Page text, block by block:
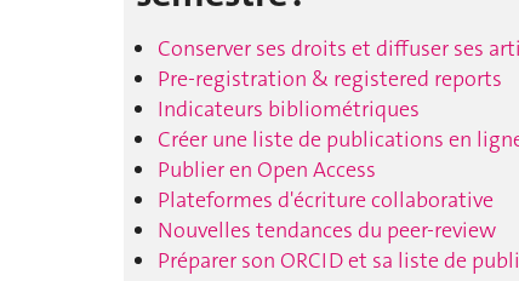
Conserver ses droits et diffuser ses
Pre-registration & registered reports
Indicateurs bibliométriques
Créer une liste de publications en
Publier en Open Access
Plateformes d'écriture collaborative
Nouvelles tendances du peer-review
Préparer son ORCID et sa liste de